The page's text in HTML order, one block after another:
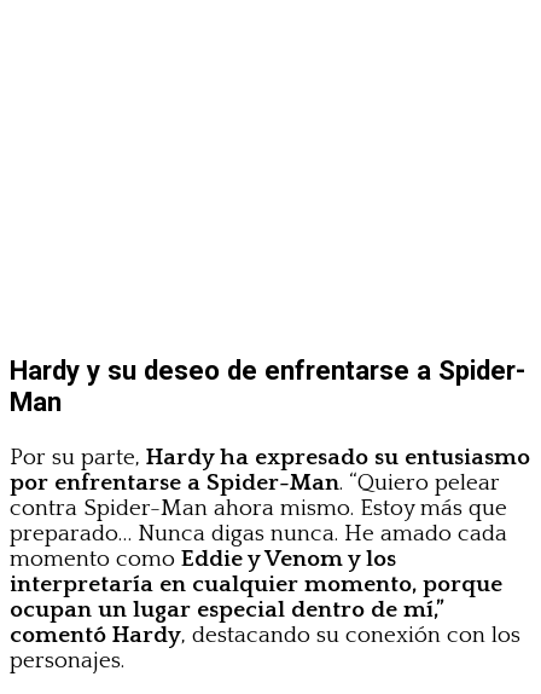
Hardy y su deseo de enfrentarse a Spider-
Man
Por su parte, Hardy ha expresado su entusiasmo
por enfrentarse a Spider-Man. “Quiero pelear
contra Spider-Man ahora mismo. Estoy más que
preparado… Nunca digas nunca. He amado cada
momento como Eddie y Venom y los
interpretaría en cualquier momento, porque
ocupan un lugar especial dentro de mí,”
comentó Hardy, destacando su conexión con los
personajes.